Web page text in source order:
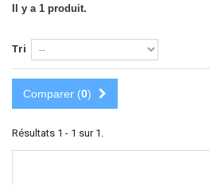
Il y a 1 produit.
Tri
Comparer (0)
Résultats 1 - 1 sur 1.